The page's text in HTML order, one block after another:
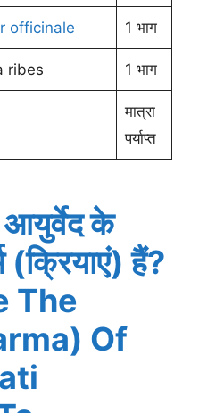
officinale 1 भाग
ribes 1 भाग
मात्रा
पर्याप्त
आयुर्वेद के
(क्रियाएं) हैं?
The
Of